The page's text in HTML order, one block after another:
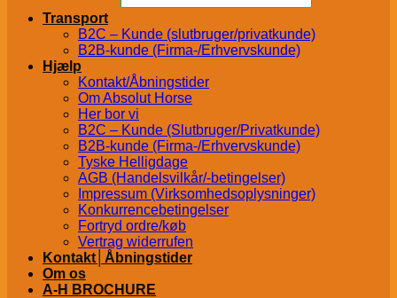
Transport
B2C – Kunde (slutbruger/privatkunde)
B2B-kunde (Firma-/Erhvervskunde)
Hjælp
Kontakt/Åbningstider
Om Absolut Horse
Her bor vi
B2C – Kunde (Slutbruger/Privatkunde)
B2B-kunde (Firma-/Erhvervskunde)
Tyske Helligdage
AGB (Handelsvilkår/-betingelser)
Impressum (Virksomhedsoplysninger)
Konkurrencebetingelser
Fortryd ordre/køb
Vertrag widerrufen
Kontakt│Åbningstider
Om os
A-H BROCHURE